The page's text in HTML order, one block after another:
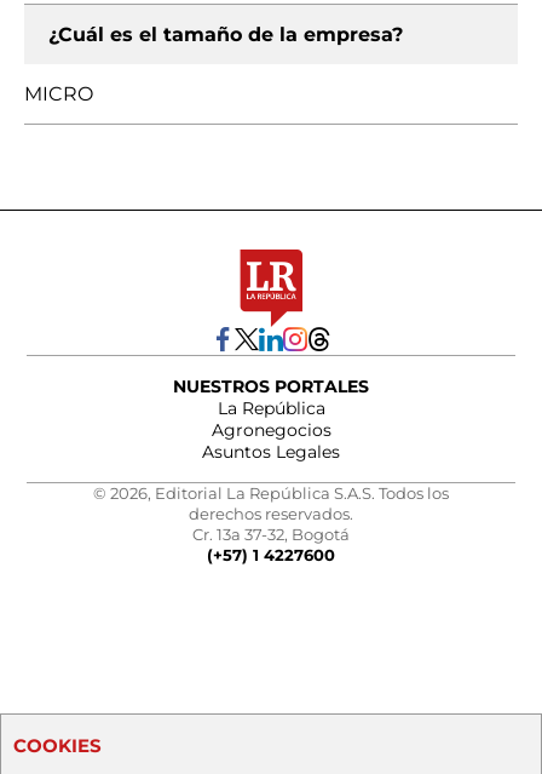
¿Cuál es el tamaño de la empresa?
MICRO
NUESTROS PORTALES
La República
Agronegocios
Asuntos Legales
© 2026, Editorial La República S.A.S. Todos los
derechos reservados.
Cr. 13a 37-32, Bogotá
(+57) 1 4227600
COOKIES